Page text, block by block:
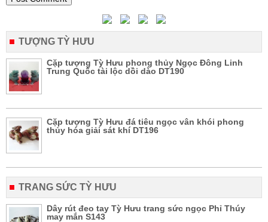
TƯỢNG TỲ HƯU
Cặp tượng Tỳ Hưu phong thủy Ngọc Đông Linh
Trung Quốc tài lộc dồi dào DT190
Cặp tượng Tỳ Hưu đá tiêu ngọc vân khói phong
thủy hóa giải sát khí DT196
TRANG SỨC TỲ HƯU
Dây rút đeo tay Tỳ Hưu trang sức ngọc Phỉ Thúy
may mắn S143